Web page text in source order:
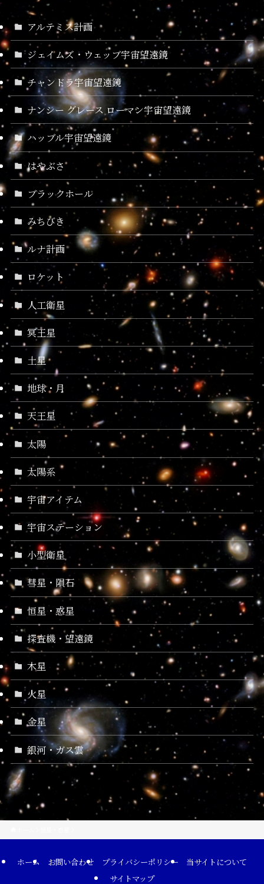
アルテミス計画
ジェイムズ・ウェッブ宇宙望遠鏡
チャンドラ宇宙望遠鏡
ナンシー グレース ローマン宇宙望遠鏡
ハッブル宇宙望遠鏡
はやぶさ
ブラックホール
みちびき
ルナ計画
ロケット
人工衛星
冥王星
土星
地球・月
天王星
太陽
太陽系
宇宙アイテム
宇宙ステーション
小型衛星
彗星・隕石
恒星・惑星
探査機・望遠鏡
木星
火星
金星
銀河・ガス雲
ホーム お問い合わせ プライバシーポリシー
当サイトについて
サイトマップ